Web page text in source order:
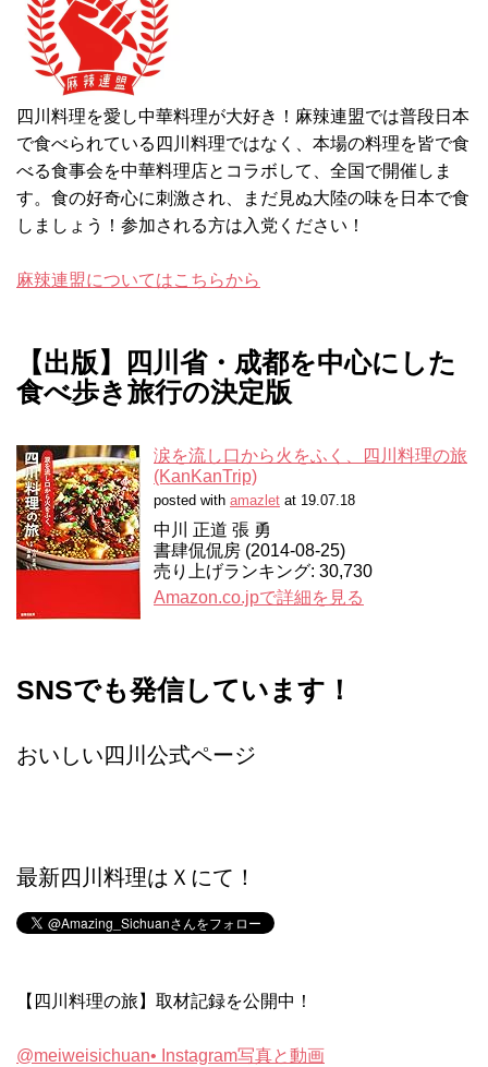
四川料理を愛し中華料理が大好き！麻辣連盟では普段日本
で食べられている四川料理ではなく、本場の料理を皆で食
べる食事会を中華料理店とコラボして、全国で開催しま
す。食の好奇心に刺激され、まだ見ぬ大陸の味を日本で食
しましょう！参加される方は入党ください！
麻辣連盟についてはこちらから
【出版】四川省・成都を中心にした
食べ歩き旅行の決定版
涙を流し口から火をふく、四川料理の旅
(KanKanTrip)
posted with amazlet at 19.07.18
中川 正道 張 勇
書肆侃侃房 (2014-08-25)
売り上げランキング: 30,730
Amazon.co.jpで詳細を見る
SNSでも発信しています！
おいしい四川公式ページ
最新四川料理はＸにて！
【四川料理の旅】取材記録を公開中！
@meiweisichuan• Instagram写真と動画